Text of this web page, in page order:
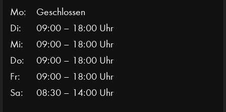
Mo:
Geschlossen
Di:
09:00 – 18:00 Uhr
Mi:
09:00 – 18:00 Uhr
Do:
09:00 – 18:00 Uhr
Fr:
09:00 – 18:00 Uhr
Sa:
08:30 – 14:00 Uhr